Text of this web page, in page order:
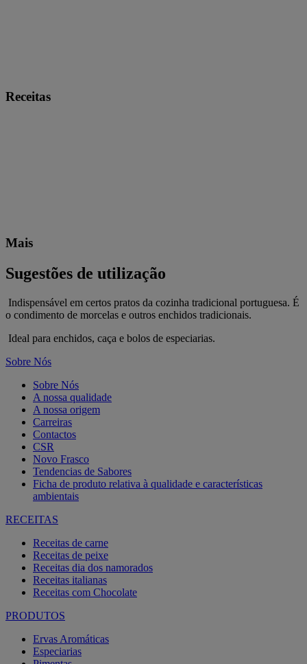
Receitas
Mais
Sugestões de utilização
Indispensável em certos pratos da cozinha tradicional portuguesa. É
o condimento de morcelas e outros enchidos tradicionais.
Ideal para enchidos, caça e bolos de especiarias.
Sobre Nós
Sobre Nós
A nossa qualidade
A nossa origem
Carreiras
Contactos
CSR
Novo Frasco
Tendencias de Sabores
Ficha de produto relativa à qualidade e características
ambientais
RECEITAS
Receitas de carne
Receitas de peixe
Receitas dia dos namorados
Receitas italianas
Receitas com Chocolate
PRODUTOS
Ervas Aromáticas
Especiarias